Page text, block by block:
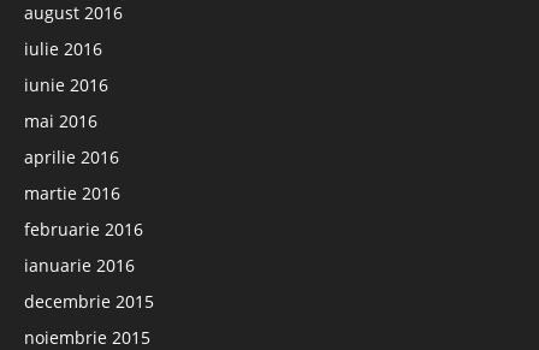
august 2016
iulie 2016
iunie 2016
mai 2016
aprilie 2016
martie 2016
februarie 2016
ianuarie 2016
decembrie 2015
noiembrie 2015